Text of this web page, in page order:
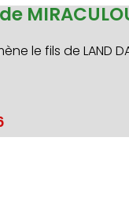
le fils de LAND